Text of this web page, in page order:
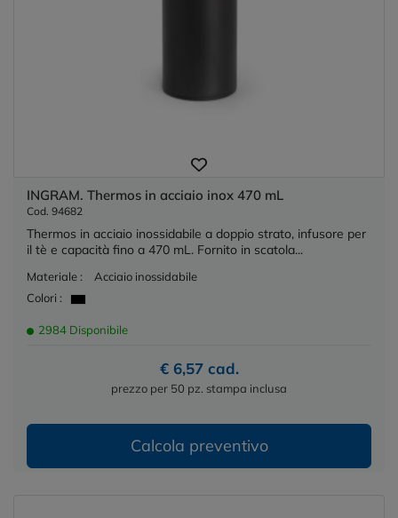
INGRAM. Thermos in acciaio inox 470 mL
Cod. 94682
Thermos in acciaio inossidabile a doppio strato, infusore per
il tè e capacità fino a 470 mL. Fornito in scatola...
Materiale :
Acciaio inossidabile
Colori :
2984 Disponibile
€ 6,57 cad.
prezzo per 50 pz. stampa inclusa
Calcola preventivo